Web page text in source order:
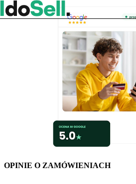
OPINIE O ZAMÓWIENIACH